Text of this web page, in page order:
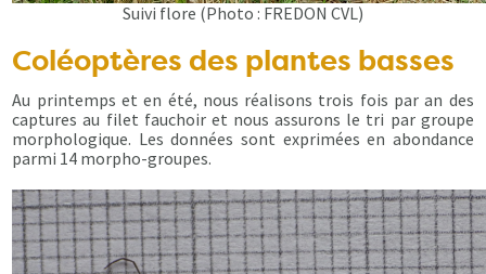
Suivi flore (Photo : FREDON CVL)
Coléoptères des plantes basses
Au printemps et en été, nous réalisons trois fois par an des
captures au filet fauchoir et nous assurons le tri par groupe
morphologique. Les données sont exprimées en abondance
parmi 14 morpho-groupes.